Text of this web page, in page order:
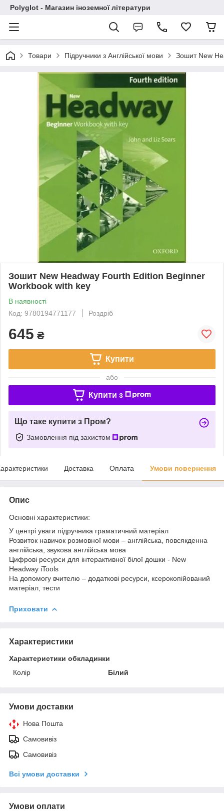
Polyglot - Магазин іноземної літератури
Товари Підручники з Англійської мови Зошит New
Зошит New Headway Fourth Edition Beginner
Workbook with key
В наявності
Код: 9780194771177
Роздріб
645 ₴
Купити
або
Купити з
Що таке купити з Пром?
Замовлення під захистом
Доставка Оплата Умови повернення
Опис
Основні характеристики:
У центрі уваги підручника граматичний матеріал
Розвиток навичок розмовної мови – англійська, повсякденна
англійська, звукова англійська мова
Цифрові ресурси для інтерактивної білої дошки - New
Headway iTools
На допомогу вчителю – додаткові ресурси, ксерокопійований
матеріал, тести
Приховати
Характеристики
Характеристики обкладинки
Колір
Білий
Умови доставки
Нова Пошта
Самовивіз
Самовивіз
Всі умови доставки
Умови оплати